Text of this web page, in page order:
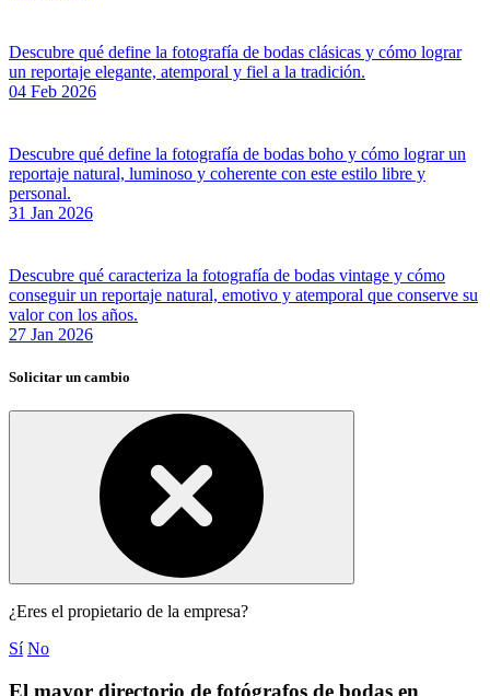
Descubre qué define la fotografía de bodas clásicas y cómo lograr
un reportaje elegante, atemporal y fiel a la tradición.
04 Feb 2026
Descubre qué define la fotografía de bodas boho y cómo lograr un
reportaje natural, luminoso y coherente con este estilo libre y
personal.
31 Jan 2026
Descubre qué caracteriza la fotografía de bodas vintage y cómo
conseguir un reportaje natural, emotivo y atemporal que conserve su
valor con los años.
27 Jan 2026
Solicitar un cambio
¿Eres el propietario de la empresa?
Sí No
El mayor directorio de fotógrafos de bodas en